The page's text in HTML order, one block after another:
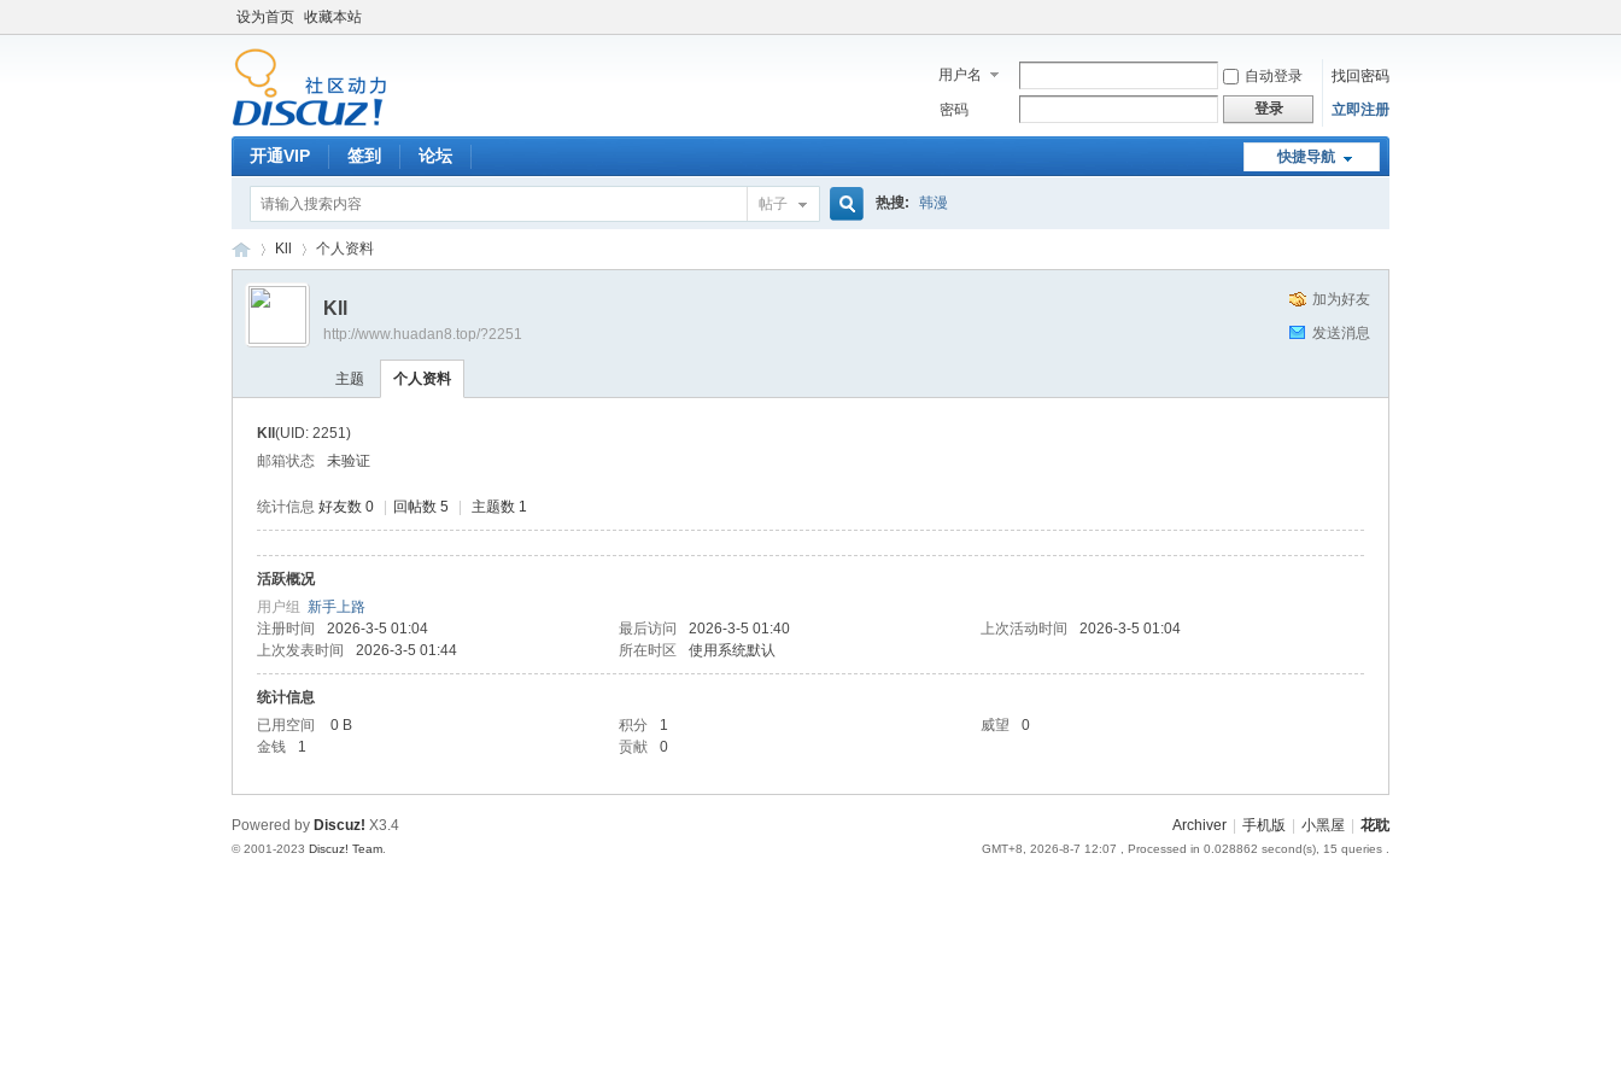
设为首页 收藏本站
用户名 自动登录
找回密码
密码
登录 立即注册
快捷导航
开通VIP 签到 论坛
帖子 热搜: 韩漫
an
›
Kll
›
个人资料
加为好友
发送消息
Kll
http://www.huadan8.top/?2251
主题 个人资料
Kll (UID: 2251)
邮箱状态
未验证
统计信息 好友数 0 回帖数 5 主题数 1
活跃概况
用户组 新手上路
注册时间
2026-3-5 01:04 最后访问 2026-3-5 01:40 上次活动时间
2026-3-5 01:04
上次发表时间
2026-3-5 01:44 所在时区 使用系统默认
统计信息
已用空间
0 B 积分 1 威望
0
金钱
1 贡献 0
Archiver 手机版 小黑屋 花耽
GMT+8, 2026-8-7 12:07 , Processed in 0.028862 second(s), 15 queries .
Powered by Discuz! X3.4
© 2001-2023 Discuz! Team